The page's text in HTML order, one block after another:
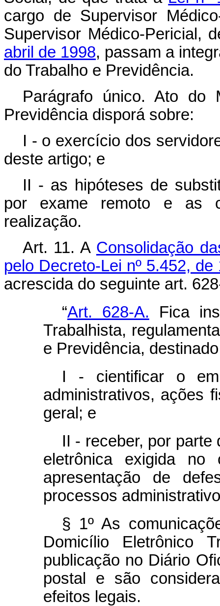
cargo de Supervisor
Supervisor Médico-Pericial,
abril de 1998, passam a
do Trabalho e Previdência.
Parágrafo único. Ato do
Previdência disporá sobre:
I - o exercício dos
deste artigo; e
II - as hipóteses de
por exame remoto e as
realização.
Art. 11. A Consolidação
pelo Decreto-Lei nº 5.452, de
acrescida do seguinte art.
“Art. 628-A. Fica
Trabalhista,
e Previdência,
I - cientificar o
administrativos, ações
geral; e
II - receber, por parte
eletrônica exigida
apresentação de
processos
§ 1º As
Domicílio Eletrônico
publicação no Diário
postal e são
efeitos legais.